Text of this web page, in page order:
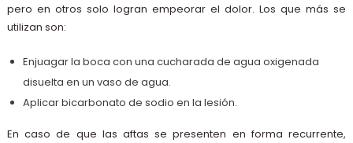
pero en otros solo logran empeorar el dolor. Los que más se
utilizan son:
Enjuagar la boca con una cucharada de agua oxigenada
disuelta en un vaso de agua.
Aplicar bicarbonato de sodio en la lesión.
En caso de que las aftas se presenten en forma recurrente,